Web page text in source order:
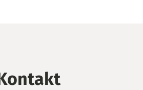
Kontakt